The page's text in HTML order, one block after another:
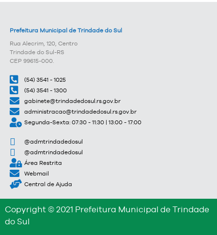
Prefeitura Municipal de Trindade do Sul
Rua Alecrim, 120, Centro
Trindade do Sul-RS
CEP 99615-000.
(54) 3541 - 1025
(54) 3541 - 1300
gabinete@trindadedosul.rs.gov.br
administracao@trindadedosul.rs.gov.br
Segunda-Sexta: 07:30 - 11:30 | 13:00 - 17:00
@admtrindadedosul
@admtrindadedosul
Área Restrita
Webmail
Central de Ajuda
Copyright © 2021 Prefeitura Municipal de Trindade
do Sul